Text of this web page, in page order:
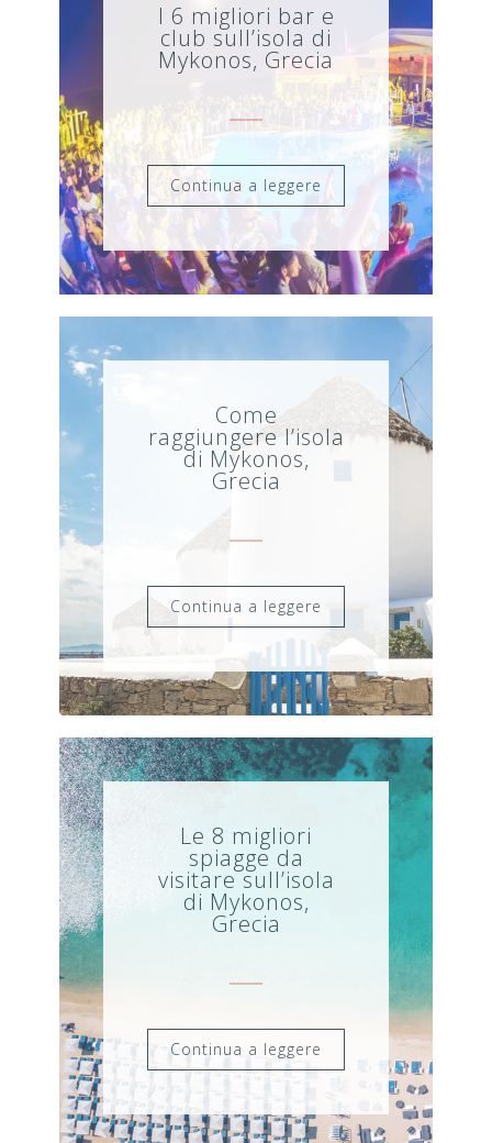
I 6 migliori bar e
club sull’isola di
Mykonos, Grecia
Continua a leggere
Come
raggiungere l’isola
di Mykonos,
Grecia
Continua a leggere
Le 8 migliori
spiagge da
visitare sull’isola
di Mykonos,
Grecia
Continua a leggere